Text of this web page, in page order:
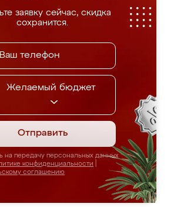
заявку сейчас, скидка
сохранится.
Желаемый бюджет
Отправить
на передачу персональных данных
конфиденциальности
соглашению